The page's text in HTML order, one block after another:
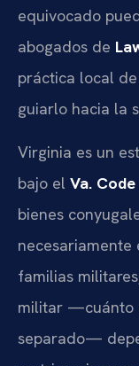
equivocado
abogados de
práctica local
guiarlo hacia la
Virginia es un
bajo el Va.
bienes
necesariamente
familias
militar —cuánto
separado—